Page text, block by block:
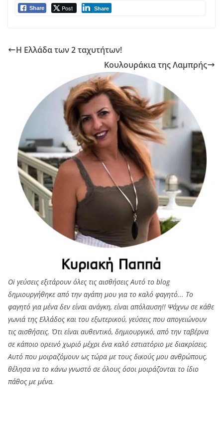
Share Post Share
Η Ελλάδα των 2 ταχυτήτων!
Κουλουράκια της Λαμπρής
Oi γεύσεις εξιτάρουν όλες τις αισθήσεις Αυτό το blog
δημιουργήθηκε από την αγάπη μου για το καλό φαγητό... Tο
φαγητό για μένα δεν είναι ανάγκη, είναι απόλαυση!! Ψάχνω σε κάθε
γωνιά της Ελλάδος και του εξωτερικού, γεύσεις που απογειώνουν
τις αισθήσεις. Ότι είναι αυθεντικό, δημιουργικό, από την ταβέρνα
σε κάποιο ορεινό χωριό μέχρι ένα καλό εστιατόριο με διακρίσεις.
Αυτό που μοιραζόμουν ως τώρα με τους δικούς μου ανθρώπους,
θέλησα να το κάνω γνωστό σε όλους όσοι μοιράζονται το ίδιο
πάθος με μένα.